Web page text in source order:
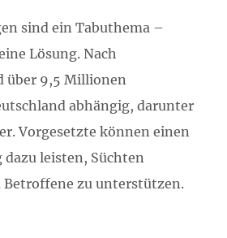
sind ein Tabuthema –
Lösung. Nach
über 9,5 Millionen
abhängig, darunter
Vorgesetzte können einen
leisten, Süchten
Betroffene zu unterstützen.